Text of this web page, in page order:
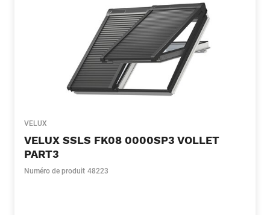
VELUX
VELUX SSLS FK08 0000SP3 VOLLET
PART3
Numéro de produit 48223